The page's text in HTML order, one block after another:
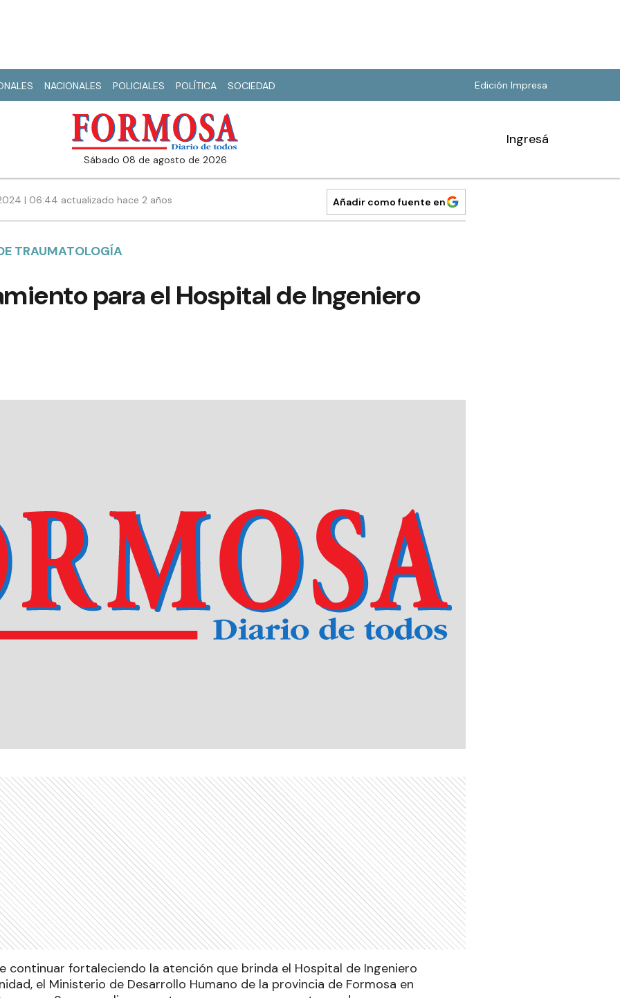
NACIONALES POLICIALES POLÍTICA SOCIEDAD Edición Impresa
sábado 08 de agosto de 2026
Ingresá
| 06:44 actualizado hace 2 años Añadir como fuente en
TRAUMATOLOGÍA
para el Hospital de Ingeniero
continuar fortaleciendo la atención que brinda el Hospital de Ingeniero
el Ministerio de Desarrollo Humano de la provincia de Formosa en